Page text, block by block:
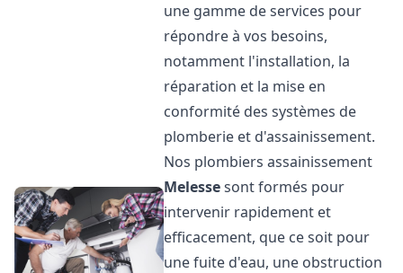
une gamme de services pour
répondre à vos besoins,
notamment l'installation, la
réparation et la mise en
conformité des systèmes de
plomberie et d'assainissement.
Nos plombiers assainissement
Melessesont formés pour
intervenir rapidement et
efficacement, que ce soit pour
une fuite d'eau, une obstruction